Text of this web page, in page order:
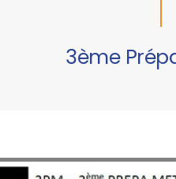
3ème